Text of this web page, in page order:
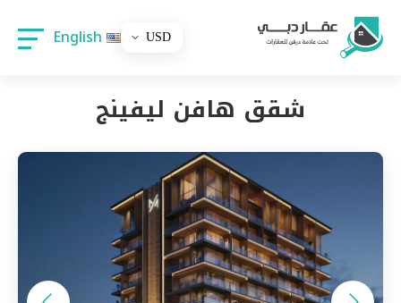
English
شقق هافن ليفينج